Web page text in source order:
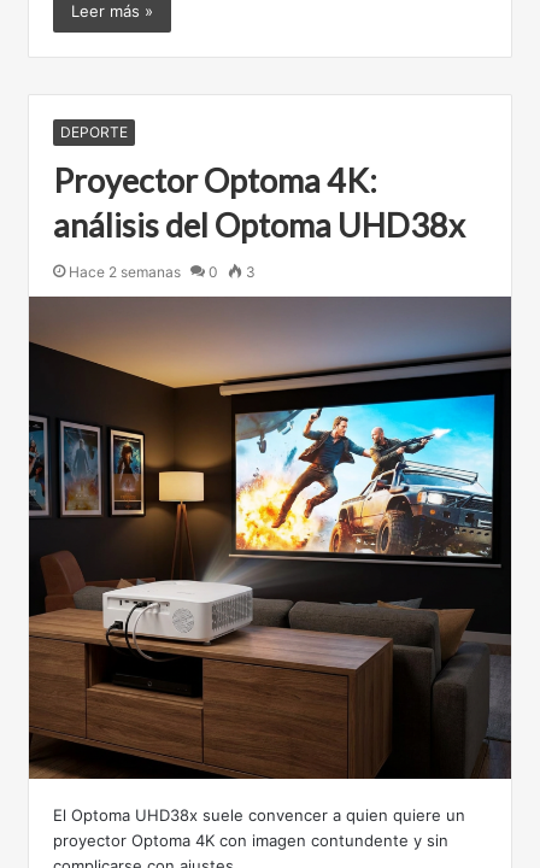
Leer más »
DEPORTE
Proyector Optoma 4K:
análisis del Optoma UHD38x
Hace 2 semanas 0 3
El Optoma UHD38x suele convencer a quien quiere un
proyector Optoma 4K con imagen contundente y sin